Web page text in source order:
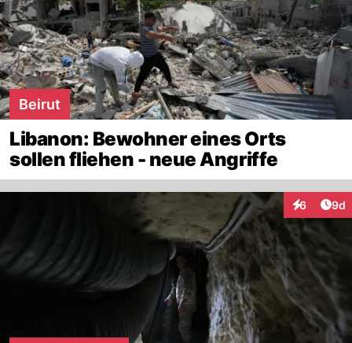
Beirut
Libanon: Bewohner eines Orts
sollen fliehen - neue Angriffe
6 9d